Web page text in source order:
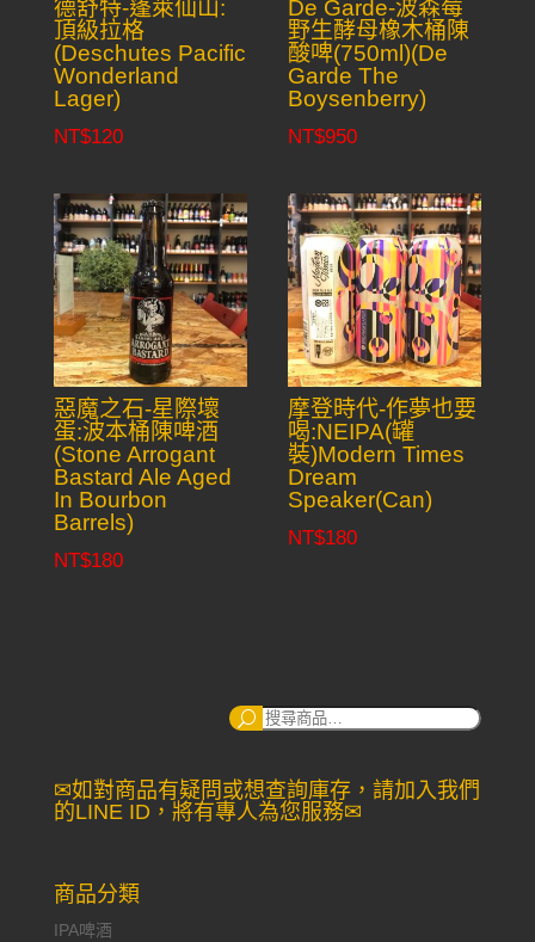
德舒特-蓬萊仙山:
頂級拉格
(Deschutes Pacific
Wonderland
Lager)
NT$120
De Garde-波森莓
野生酵母橡木桶陳
酸啤(750ml)(De
Garde The
Boysenberry)
NT$950
惡魔之石-星際壞
蛋:波本桶陳啤酒
(Stone Arrogant
Bastard Ale Aged
In Bourbon
Barrels)
NT$180
摩登時代-作夢也要
喝:NEIPA(罐
裝)Modern Times
Dream
Speaker(Can)
NT$180
搜
✉如對商品有疑問或想查詢庫存，請加入我們
的LINE ID，將有專人為您服務✉
商品分類
IPA啤酒